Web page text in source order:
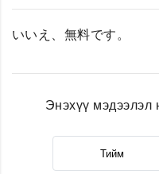
いいえ、無料です。
Энэхүү мэдээлэл
Тийм